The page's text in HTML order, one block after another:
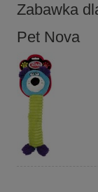
Zabawka
Pet Nova